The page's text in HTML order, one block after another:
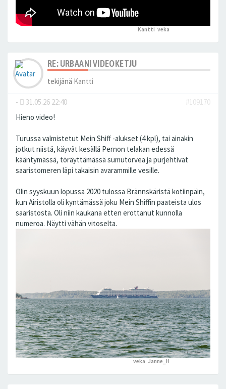
Kantti ,veka
RE: URBAANI VIDEOKETJU
tekijänä Kantti
- 31.05.26 22:40
#109170
Hieno video!
Turussa valmistetut Mein Shiff -alukset (4 kpl), tai ainakin
jotkut niistä, käyvät kesällä Pernon telakan edessä
kääntymässä, töräyttämässä sumutorvea ja purjehtivat
saaristomeren läpi takaisin avarammille vesille.
Olin syyskuun lopussa 2020 tulossa Brännskäristä kotiinpäin,
kun Airistolla oli kyntämässä joku Mein Shiffin paateista ulos
saaristosta. Oli niin kaukana etten erottanut kunnolla
numeroa. Näytti vähän vitoselta.
veka Janne_H